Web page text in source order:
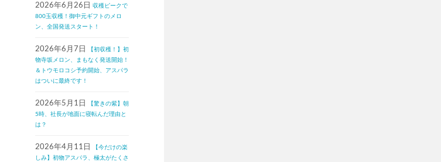
2026年6月26日 収穫ピークで
800玉収穫！御中元ギフトのメロ
ン、全国発送スタート！
2026年6月7日
【初収穫！】初
物寺坂メロン、まもなく発送開始！
＆トウモロコシ予約開始、アスパラ
はついに最終です！
2026年5月1日
【驚きの紫】朝
5時、社長が地面に寝転んだ理由と
は？
2026年4月11日
【今だけの楽
しみ】初物アスパラ、極太がたくさ